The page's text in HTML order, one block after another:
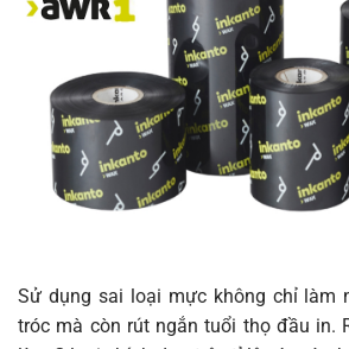
Sử dụng sai loại mực không chỉ làm
tróc mà còn rút ngắn tuổi thọ đầu in.